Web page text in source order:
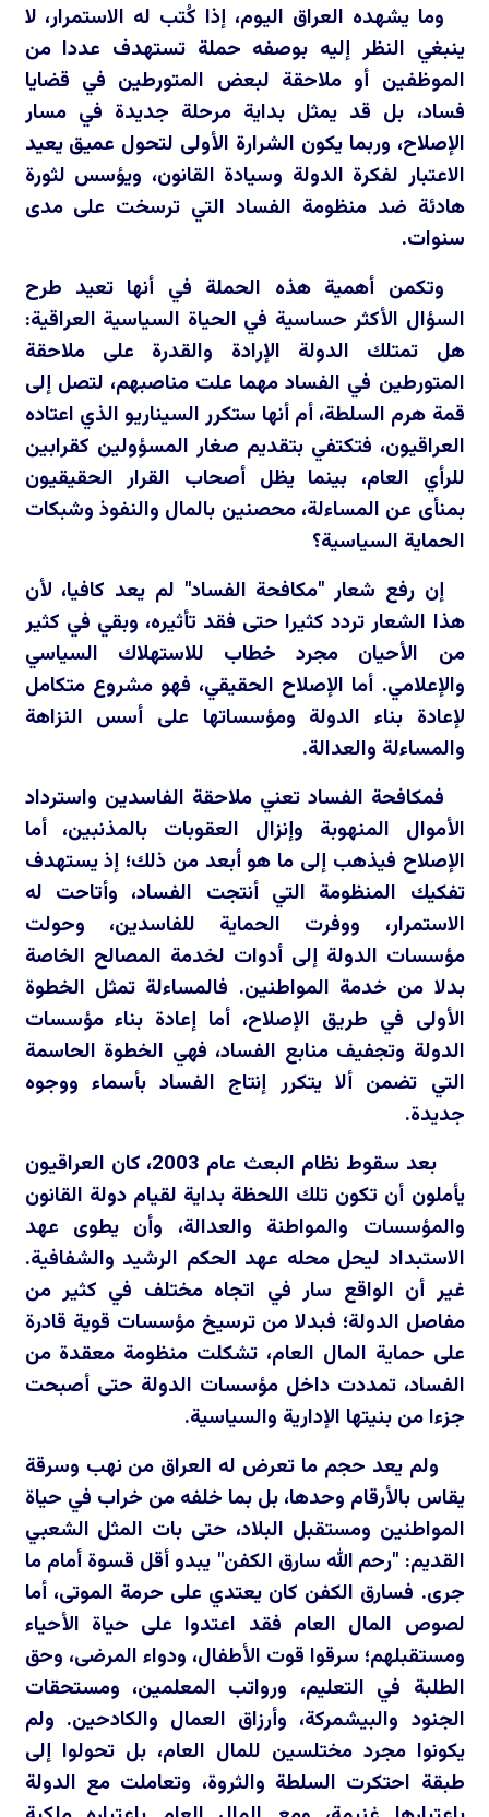
وما يشهده العراق اليوم، إذا كُتب له الاستمرار، لا
ينبغي النظر إليه بوصفه حملة تستهدف عددا من
الموظفين أو ملاحقة لبعض المتورطين في قضايا
فساد، بل قد يمثل بداية مرحلة جديدة في مسار
الإصلاح، وربما يكون الشرارة الأولى لتحول عميق يعيد
الاعتبار لفكرة الدولة وسيادة القانون، ويؤسس لثورة
هادئة ضد منظومة الفساد التي ترسخت على مدى
سنوات.
وتكمن أهمية هذه الحملة في أنها تعيد طرح
السؤال الأكثر حساسية في الحياة السياسية العراقية:
هل تمتلك الدولة الإرادة والقدرة على ملاحقة
المتورطين في الفساد مهما علت مناصبهم، لتصل إلى
قمة هرم السلطة، أم أنها ستكرر السيناريو الذي اعتاده
العراقيون، فتكتفي بتقديم صغار المسؤولين كقرابين
للرأي العام، بينما يظل أصحاب القرار الحقيقيون
بمنأى عن المساءلة، محصنين بالمال والنفوذ وشبكات
الحماية السياسية؟
إن رفع شعار "مكافحة الفساد" لم يعد كافيا، لأن
هذا الشعار تردد كثيرا حتى فقد تأثيره، وبقي في كثير
من الأحيان مجرد خطاب للاستهلاك السياسي
والإعلامي. أما الإصلاح الحقيقي، فهو مشروع متكامل
لإعادة بناء الدولة ومؤسساتها على أسس النزاهة
والمساءلة والعدالة.
فمكافحة الفساد تعني ملاحقة الفاسدين واسترداد
الأموال المنهوبة وإنزال العقوبات بالمذنبين، أما
الإصلاح فيذهب إلى ما هو أبعد من ذلك؛ إذ يستهدف
تفكيك المنظومة التي أنتجت الفساد، وأتاحت له
الاستمرار، ووفرت الحماية للفاسدين، وحولت
مؤسسات الدولة إلى أدوات لخدمة المصالح الخاصة
بدلا من خدمة المواطنين. فالمساءلة تمثل الخطوة
الأولى في طريق الإصلاح، أما إعادة بناء مؤسسات
الدولة وتجفيف منابع الفساد، فهي الخطوة الحاسمة
التي تضمن ألا يتكرر إنتاج الفساد بأسماء ووجوه
جديدة.
بعد سقوط نظام البعث عام 2003، كان العراقيون
يأملون أن تكون تلك اللحظة بداية لقيام دولة القانون
والمؤسسات والمواطنة والعدالة، وأن يطوى عهد
الاستبداد ليحل محله عهد الحكم الرشيد والشفافية.
غير أن الواقع سار في اتجاه مختلف في كثير من
مفاصل الدولة؛ فبدلا من ترسيخ مؤسسات قوية قادرة
على حماية المال العام، تشكلت منظومة معقدة من
الفساد، تمددت داخل مؤسسات الدولة حتى أصبحت
جزءا من بنيتها الإدارية والسياسية.
ولم يعد حجم ما تعرض له العراق من نهب وسرقة
يقاس بالأرقام وحدها، بل بما خلفه من خراب في حياة
المواطنين ومستقبل البلاد، حتى بات المثل الشعبي
القديم: "رحم الله سارق الكفن" يبدو أقل قسوة أمام ما
جرى. فسارق الكفن كان يعتدي على حرمة الموتى، أما
لصوص المال العام فقد اعتدوا على حياة الأحياء
ومستقبلهم؛ سرقوا قوت الأطفال، ودواء المرضى، وحق
الطلبة في التعليم، ورواتب المعلمين، ومستحقات
الجنود والبيشمركة، وأرزاق العمال والكادحين. ولم
يكونوا مجرد مختلسين للمال العام، بل تحولوا إلى
طبقة احتكرت السلطة والثروة، وتعاملت مع الدولة